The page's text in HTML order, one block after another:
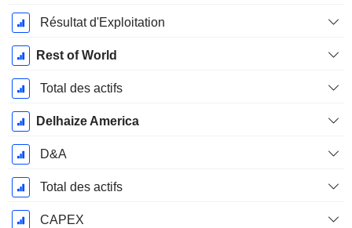
Résultat d'Exploitation
Rest of World
Total des actifs
Delhaize America
D&A
Total des actifs
CAPEX